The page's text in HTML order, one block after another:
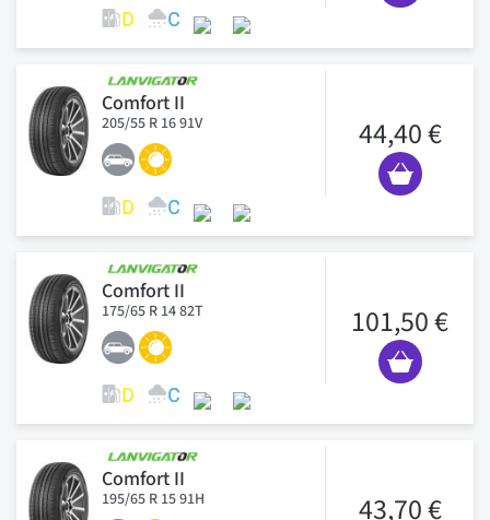
Comfort II
205/55 R 16 91V 44,40 €
Comfort II
175/65 R 14 82T 101,50 €
Comfort II
195/65 R 15 91H 43,70 €